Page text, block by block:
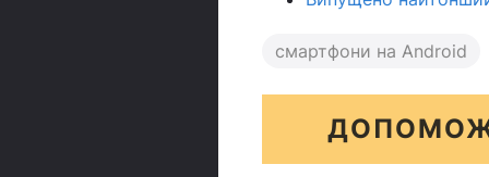
смартфони на Android